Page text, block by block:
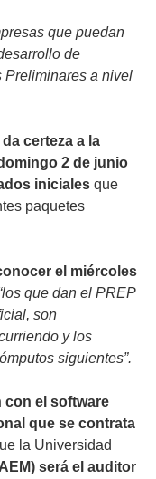
que puedan
de
Preliminares a nivel
certeza a la
2 de junio
iniciales que
paquetes
el miércoles
que dan el PREP
son
y los
siguientes”.
con el software
que se contrata
la Universidad
será el auditor